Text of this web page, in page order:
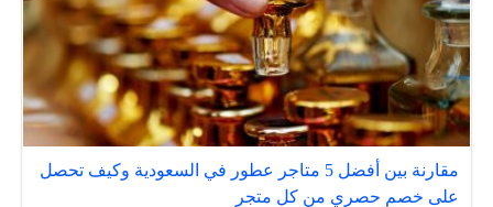
مقارنة بين أفضل 5 متاجر عطور في السعودية وكيف تحصل
على خصم حصري من كل متجر